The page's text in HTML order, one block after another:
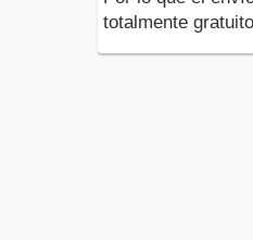
totalmente